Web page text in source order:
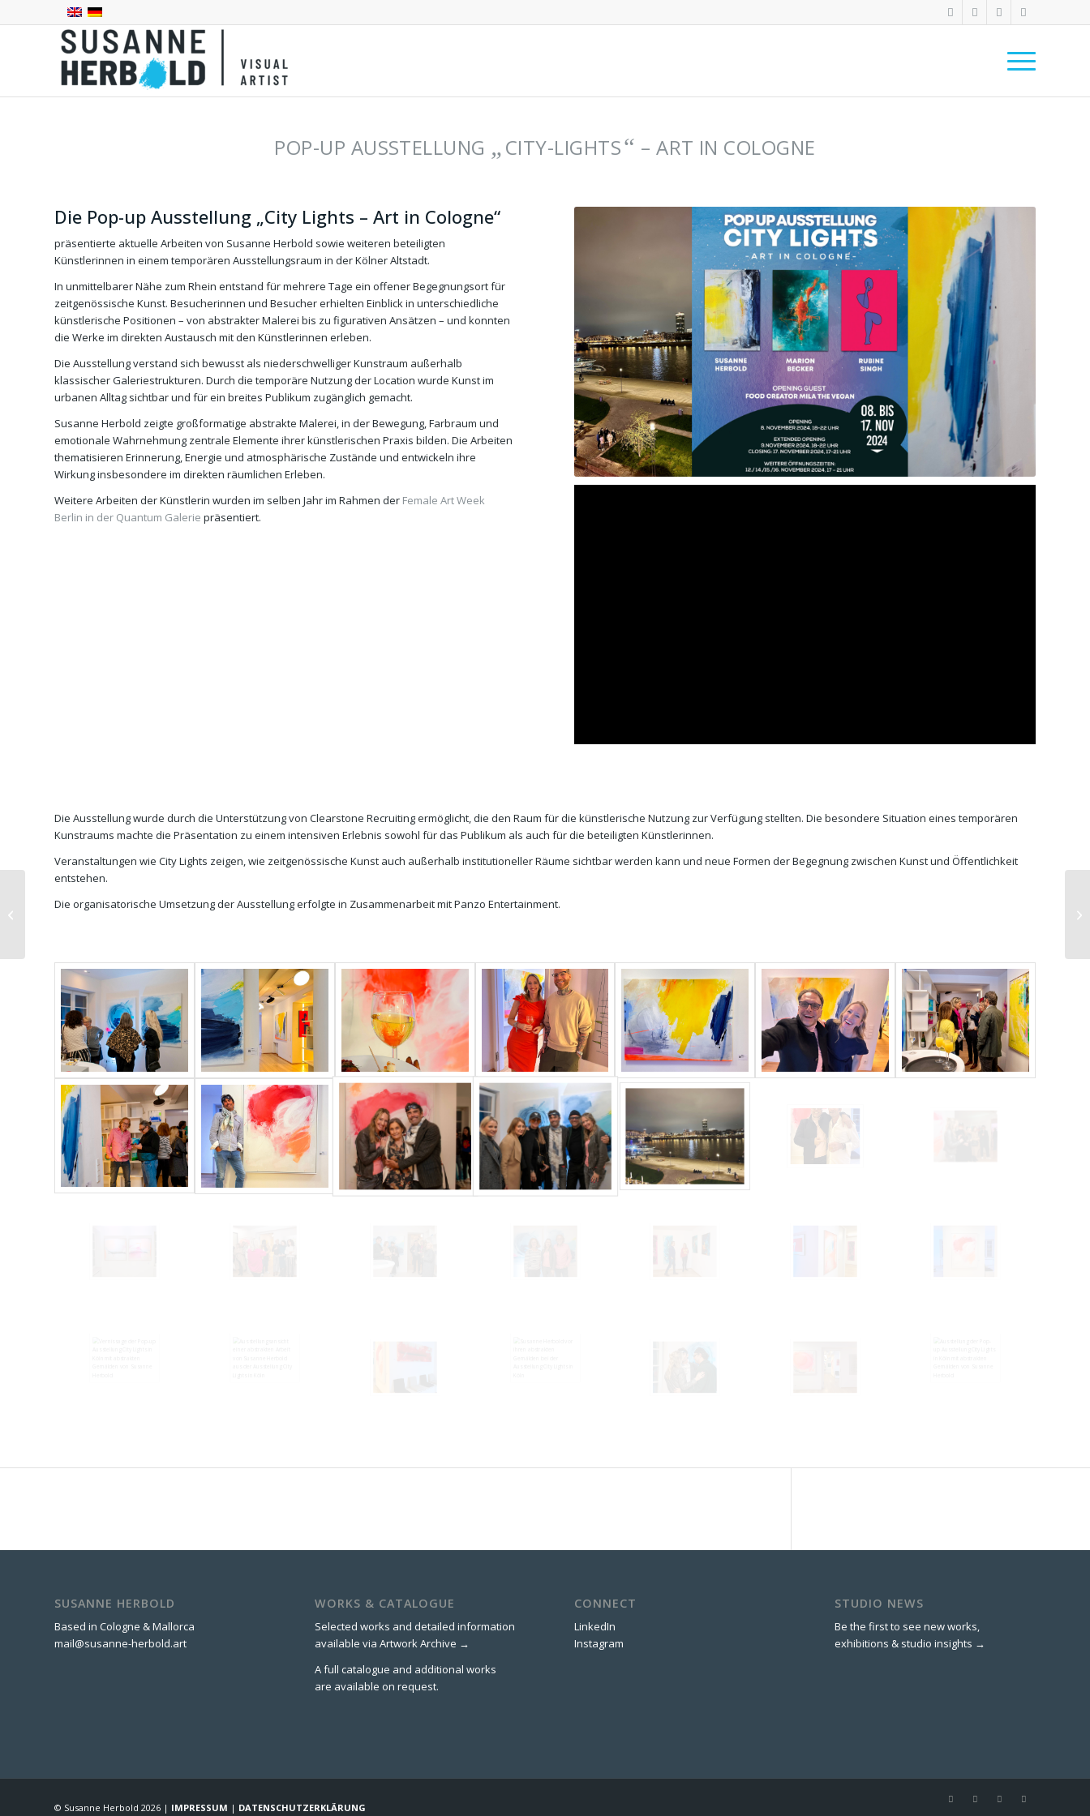
POP-UP AUSSTELLUNG „CITY-LIGHTS“ – ART IN COLOGNE
Die Pop-up Ausstellung „City Lights – Art in Cologne“
präsentierte aktuelle Arbeiten von Susanne Herbold sowie weiteren beteiligten
Künstlerinnen in einem temporären Ausstellungsraum in der Kölner Altstadt.
In unmittelbarer Nähe zum Rhein entstand für mehrere Tage ein offener Begegnungsort für
zeitgenössische Kunst. Besucherinnen und Besucher erhielten Einblick in unterschiedliche
künstlerische Positionen – von abstrakter Malerei bis zu figurativen Ansätzen – und konnten
die Werke im direkten Austausch mit den Künstlerinnen erleben.
Die Ausstellung verstand sich bewusst als niederschwelliger Kunstraum außerhalb
klassischer Galeriestrukturen. Durch die temporäre Nutzung der Location wurde Kunst im
urbanen Alltag sichtbar und für ein breites Publikum zugänglich gemacht.
Susanne Herbold zeigte großformatige abstrakte Malerei, in der Bewegung, Farbraum und
emotionale Wahrnehmung zentrale Elemente ihrer künstlerischen Praxis bilden. Die Arbeiten
thematisieren Erinnerung, Energie und atmosphärische Zustände und entwickeln ihre
Wirkung insbesondere im direkten räumlichen Erleben.
Weitere Arbeiten der Künstlerin wurden im selben Jahr im Rahmen der Female Art Week
Berlin in der Quantum Galerie präsentiert.
Die Ausstellung wurde durch die Unterstützung von Clearstone Recruiting ermöglicht, die den Raum für die künstlerische Nutzung zur Verfügung stellten. Die besondere Situation eines temporären
Kunstraums machte die Präsentation zu einem intensiven Erlebnis sowohl für das Publikum als auch für die beteiligten Künstlerinnen.
Veranstaltungen wie City Lights zeigen, wie zeitgenössische Kunst auch außerhalb institutioneller Räume sichtbar werden kann und neue Formen der Begegnung zwischen Kunst und Öffentlichkeit
entstehen.
Die organisatorische Umsetzung der Ausstellung erfolgte in Zusammenarbeit mit Panzo Entertainment.
SUSANNE HERBOLD
Based in Cologne & Mallorca
mail@susanne-herbold.art
WORKS & CATALOGUE
Selected works and detailed information
available via Artwork Archive →
A full catalogue and additional works
are available on request.
CONNECT
LinkedIn
Instagram
STUDIO NEWS
Be the first to see new works,
exhibitions & studio insights →
© Susanne Herbold 2026 | IMPRESSUM | DATENSCHUTZERKLÄRUNG
Berlin Art Week